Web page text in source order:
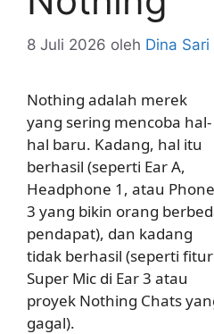
8 Juli 2026 oleh Dina Sari
Nothing adalah merek
yang sering mencoba hal-
hal baru. Kadang, hal itu
berhasil (seperti Ear A,
Headphone 1, atau Phone
3 yang bikin orang
pendapat), dan kadang
tidak berhasil (seperti fitur
Super Mic di Ear 3 atau
proyek Nothing Chats
gagal).